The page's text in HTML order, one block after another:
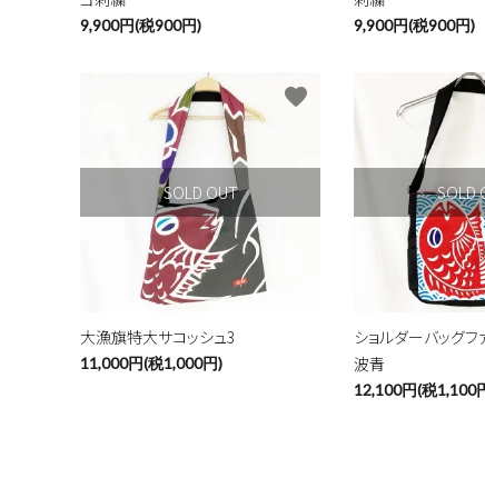
9,900円(税900円) 9,900円(税900円)
SOLD OUT
大漁旗特大サコッシュ3
11,000円(税1,000円)
favorite
SOLD
ショルダーバッグ
波青
12,100円(税1,100